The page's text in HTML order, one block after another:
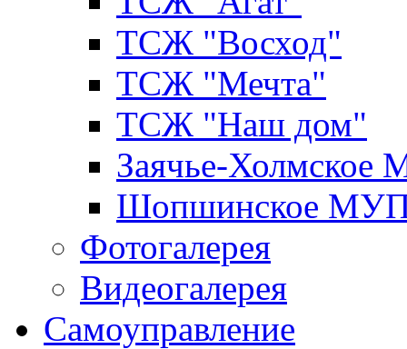
ТСЖ "Восход"
ТСЖ "Мечта"
ТСЖ "Наш дом"
Заячье-
Шопшинское
Фотогалерея
Видеогалерея
Самоуправление